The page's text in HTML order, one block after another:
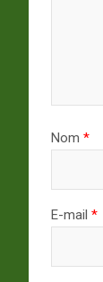
Nom *
E-mail *